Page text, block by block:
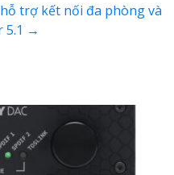
trợ kết nối đa phòng và
→